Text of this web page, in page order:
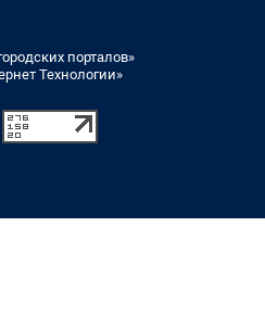
порталов»
Технологии»